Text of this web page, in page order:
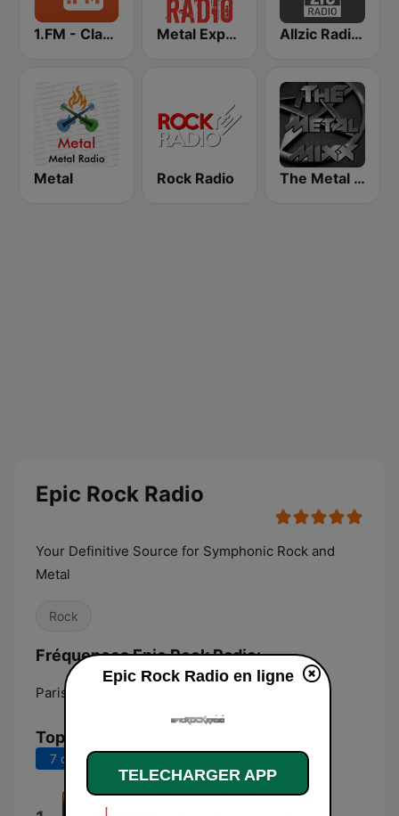
1.FM - Classic Rock Replay Metal Express Allzic Radio ROCK FM
Metal Rock Radio The Metal MIXX
Epic Rock Radio
Your Definitive Source for Symphonic Rock and
Metal
Rock
Fréquences Epic Rock Radio:
Paris:
Top titres
7 derniers jours
Epic Rock Radio en ligne
TELECHARGER APP